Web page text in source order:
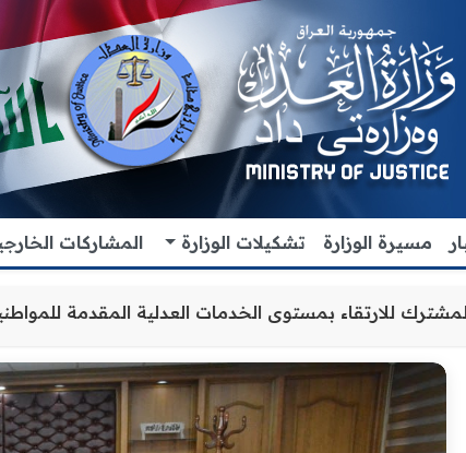
مسيرة الوزارة تشكيلات الوزارة المشاركات
والتنسيق المشترك للارتقاء بمستوى الخدمات